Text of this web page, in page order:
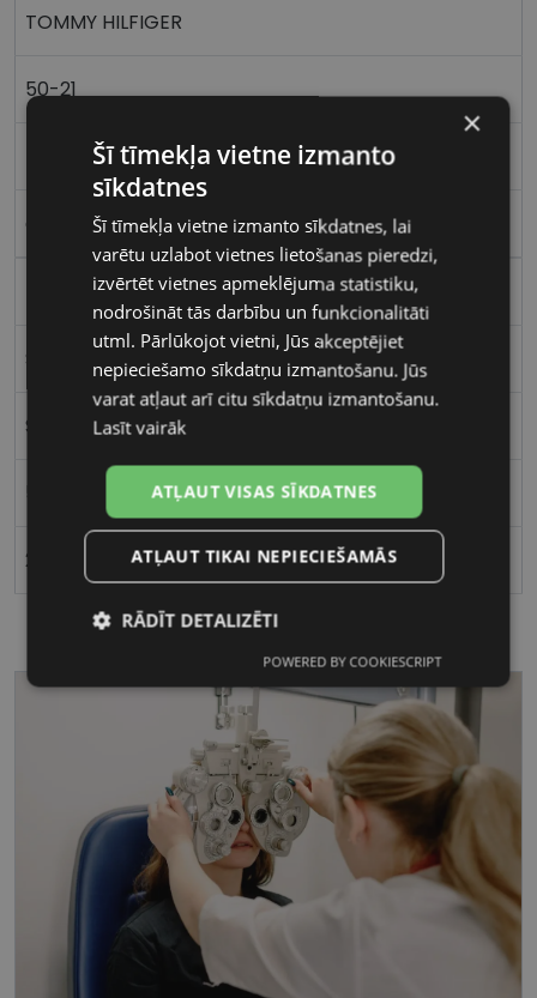
TOMMY HILFIGER
50-21
gold black
Stūrains
Sievietēm
21
×
Šī tīmekļa vietne izmanto
sīkdatnes
Šī tīmekļa vietne izmanto sīkdatnes, lai
varētu uzlabot vietnes lietošanas pieredzi,
izvērtēt vietnes apmeklējuma statistiku,
nodrošināt tās darbību un funkcionalitāti
utml. Pārlūkojot vietni, Jūs akceptējiet
nepieciešamo sīkdatņu izmantošanu. Jūs
varat atļaut arī citu sīkdatņu izmantošanu.
Lasīt vairāk
ATĻAUT VISAS SĪKDATNES
ATĻAUT TIKAI NEPIECIEŠAMĀS
RĀDĪT DETALIZĒTI
sīkdatnes
Statistikas
sīkdatnes
Mārketinga
sīkdatnes
Funkcionālās
sīkdatnes
Nepieciešamās sīkdatnes
POWERED BY COOKIESCRIPT